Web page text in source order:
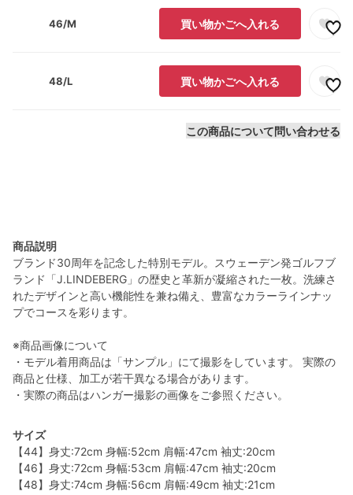
46/M 買い物かごへ入れる
48/L 買い物かごへ入れる
この商品について問い合わせる
商品説明
ブランド30周年を記念した特別モデル。スウェーデン発ゴルフブ
ランド「J.LINDEBERG」の歴史と革新が凝縮された一枚。洗練さ
れたデザインと高い機能性を兼ね備え、豊富なカラーラインナッ
プでコースを彩ります。
※商品画像について
・モデル着用商品は「サンプル」にて撮影をしています。 実際の
商品と仕様、加工が若干異なる場合があります。
・実際の商品はハンガー撮影の画像をご参照ください。
サイズ
【44】身丈:72cm 身幅:52cm 肩幅:47cm 袖丈:20cm
【46】身丈:72cm 身幅:53cm 肩幅:47cm 袖丈:20cm
【48】身丈:74cm 身幅:56cm 肩幅:49cm 袖丈:21cm